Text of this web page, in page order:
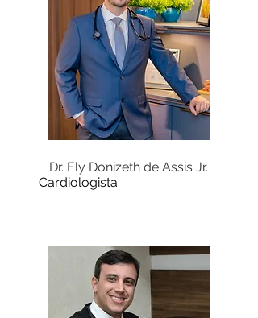
Dr. Ely Donizeth de Assis Jr.
Cardiologista